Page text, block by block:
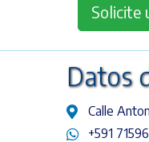
Solicite
Datos
Calle
+591